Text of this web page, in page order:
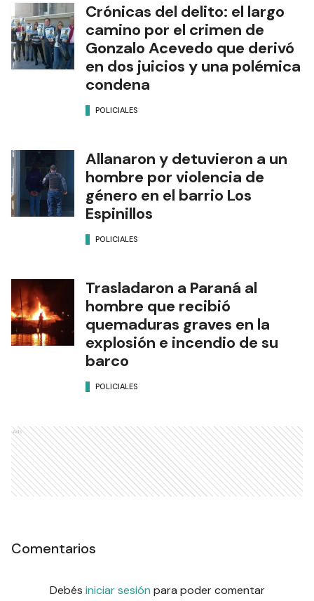
Crónicas del delito: el largo
camino por el crimen de
Gonzalo Acevedo que derivó
en dos juicios y una polémica
condena
POLICIALES
Allanaron y detuvieron a un
hombre por violencia de
género en el barrio Los
Espinillos
POLICIALES
Trasladaron a Paraná al
hombre que recibió
quemaduras graves en la
explosión e incendio de su
barco
POLICIALES
Ads
Comentarios
Debés iniciar sesión para poder comentar